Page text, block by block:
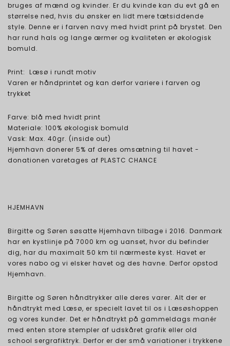
bruges af mænd og kvinder. Er du kvinde kan du evt gå en
størrelse ned, hvis du ønsker en lidt mere tætsiddende
style. Denne er i farven navy med hvidt print på brystet. Den
har rund hals og lange ærmer og kvaliteten er økologisk
bomuld.
Print: Læsø i rundt motiv
​​​​​​​Varen er håndprintet og kan derfor variere i farven og
trykket
Farve: blå med hvidt print
Materiale: 100% økologisk bomuld
Vask: Max. 40gr. (inside out)
Hjemhavn donerer 5% af deres omsætning til havet -
donationen varetages af PLASTC CHANCE
HJEMHAVN
Birgitte og Søren søsatte Hjemhavn tilbage i 2016. Danmark
har en kystlinje på 7000 km og uanset, hvor du befinder
dig, har du maximalt 50 km til nærmeste kyst. Havet er
vores nabo og vi elsker havet og des havne. Derfor opstod
Hjemhavn.
Birgitte og Søren håndtrykker alle deres varer. Alt der er
håndtrykt med Læsø, er specielt lavet til os i Læsøshoppen
og vores kunder. Det er håndtrykt på gammeldags manér
med enten store stempler af udskåret grafik eller old
school sergrafiktryk. Derfor er der små variationer i trykkene